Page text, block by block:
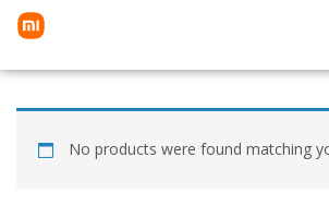
No products were found matching